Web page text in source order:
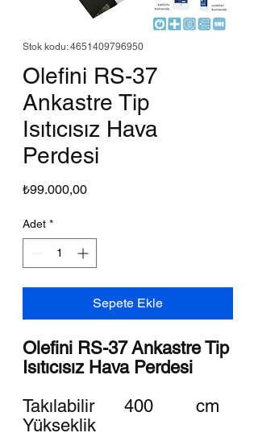
Stok kodu: 4651409796950
Olefini RS-37
Ankastre Tip
Isıtıcısız Hava
Perdesi
₺99.000,00Fiyat
Adet *
Sepete Ekle
Olefini RS-37 Ankastre Tip
Isıtıcısız Hava Perdesi
Takılabilir
Yükseklik
400
cm